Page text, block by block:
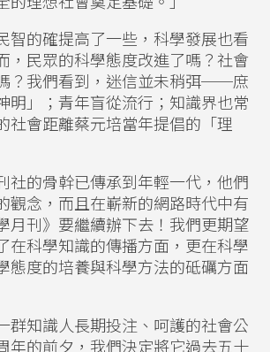
智的確提高了一些，科學發展也看
，民眾的科學態度改進了嗎？社會
？我們看到，迷信並未稍弭──庶
明」；青年盲從流行；知識界也常
社會距離蔡元培當年提倡的「理
社的骨幹已傳承到年輕一代，他們
觀念，而且在嶄新的網路時代中有
月刊》要繼續辦下去！我們更期望
在科學知識的傳播方面，更在科學
態度的培養與科學方法的砥礪方面
群知識人長期投注、呵護的社會公
年的前夕，我們決定將它過去五十